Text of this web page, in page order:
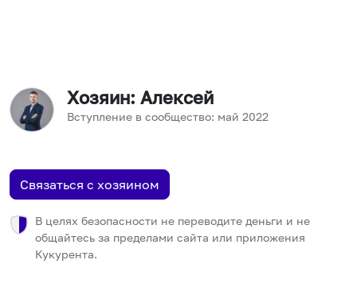
Хозяин: Алексей
Вступление в сообщество: май 2022
Связаться с хозяином
В целях безопасности не переводите деньги и не
общайтесь за пределами сайта или приложения
Кукурента.